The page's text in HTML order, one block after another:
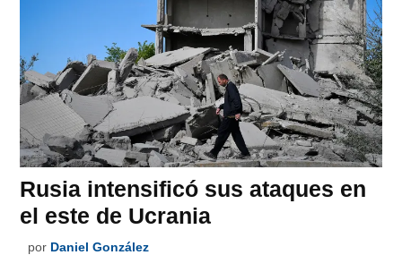
Rusia intensificó sus ataques en
el este de Ucrania
por Daniel González